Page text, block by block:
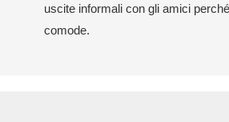
uscite informali con gli amici
comode.